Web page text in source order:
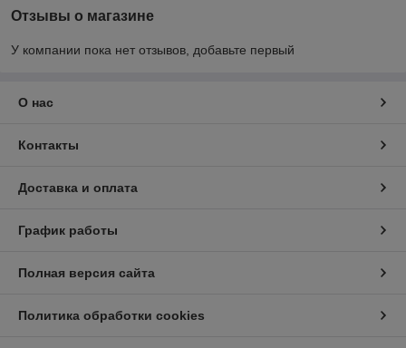
Отзывы о магазине
У компании пока нет отзывов, добавьте первый
О нас
Контакты
Доставка и оплата
График работы
Полная версия сайта
Политика обработки cookies